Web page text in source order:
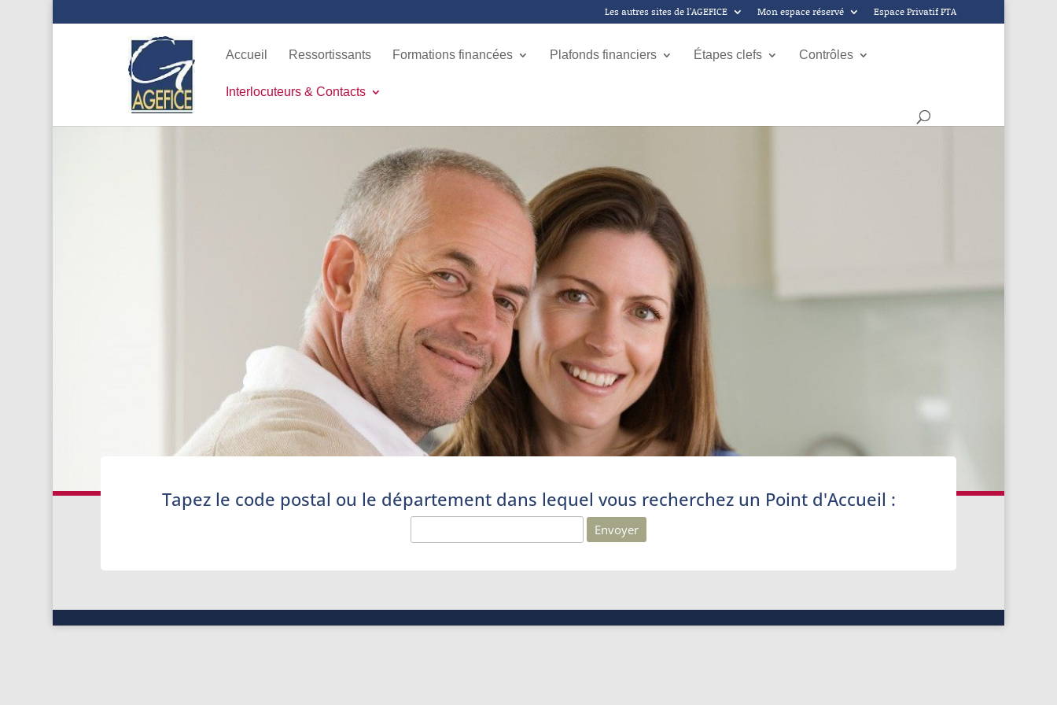
Les autres sites de l’AGEFICE Mon espace réservé Espace Privatif PTA
Accueil Ressortissants Formations financées Plafonds financiers Étapes clefs Contrôles
Interlocuteurs & Contacts
Tapez le code postal ou le département dans lequel vous recherchez un Point d'Accueil :